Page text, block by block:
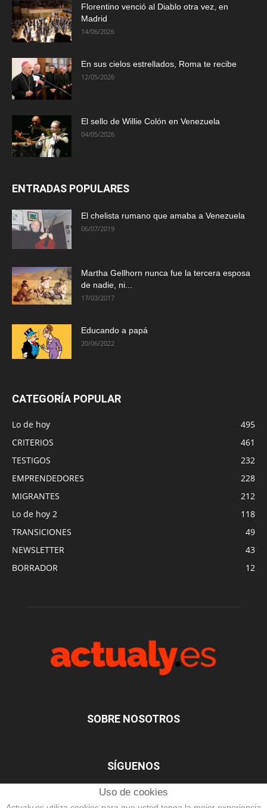
Florentino venció al Diablo otra vez, en
Madrid
14/06/2026
En sus cielos estrellados, Roma te recibe
12/05/2026
El sello de Willie Colón en Venezuela
04/05/2026
ENTRADAS POPULARES
El chelista rumano que amaba a Venezuela
06/07/2019
Martha Gellhorn nunca fue la tercera esposa
de nadie, ni...
17/03/2017
Educando a papá
20/06/2022
CATEGORÍA POPULAR
Lo de hoy
495
CRITERIOS
461
TESTIGOS
232
EMPRENDEDORES
228
MIGRANTES
212
Lo de hoy 2
118
TRANSICIONES
49
NEWSLETTER
43
BORRADOR
12
SOBRE NOSOTROS
SÍGUENOS
Uso de cookies